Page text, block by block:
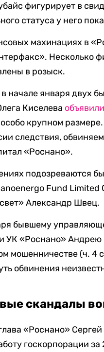
фигурирует в
статуса у него
махинациях в
Несколько
в розыск.
в начале января двух
Киселева объявили
крупном
следствия,
«Роснано».
подозреваются
Fund
Александр Швец.
бывшему
УК «Роснано»
мошенничестве (ч. 4
обвинения
скандалы
«Роснано»
госкорпорации